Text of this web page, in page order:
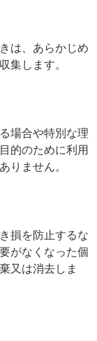
は、あらかじめ
集します。
場合や特別な理
的のために利用
りません。
損を防止するな
がなくなった個
又は消去しま